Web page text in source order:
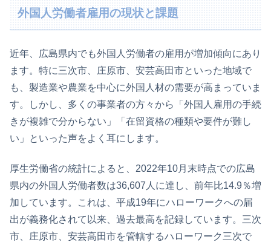
外国人労働者雇用の現状と課題
近年、広島県内でも外国人労働者の雇用が増加傾向にあり
ます。特に三次市、庄原市、安芸高田市といった地域で
も、製造業や農業を中心に外国人材の需要が高まっていま
す。しかし、多くの事業者の方々から「外国人雇用の手続
きが複雑で分からない」「在留資格の種類や要件が難し
い」といった声をよく耳にします。
厚生労働省の統計によると、2022年10月末時点での広島
県内の外国人労働者数は36,607人に達し、前年比14.9％増
加しています。これは、平成19年にハローワークへの届
出が義務化されて以来、過去最高を記録しています。三次
市、庄原市、安芸高田市を管轄するハローワーク三次で